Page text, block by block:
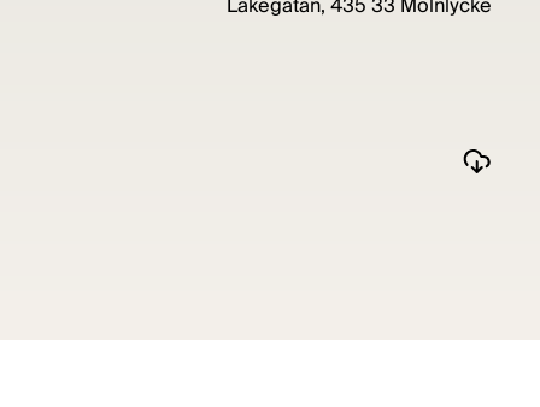
Lakegatan, 435 33 Mölnlycke